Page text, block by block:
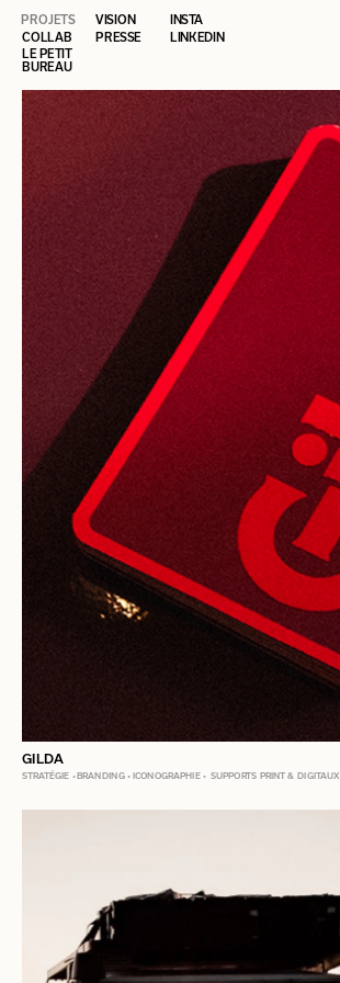
INSTA
VISION
PROJETS
COLLAB PRESSE LINKEDIN
LE PETIT
BUREAU
GILDA
STRATÉGIE • BRANDING • ICONOGRAPHIE •  SUPPORTS PRINT & DIGITAUX